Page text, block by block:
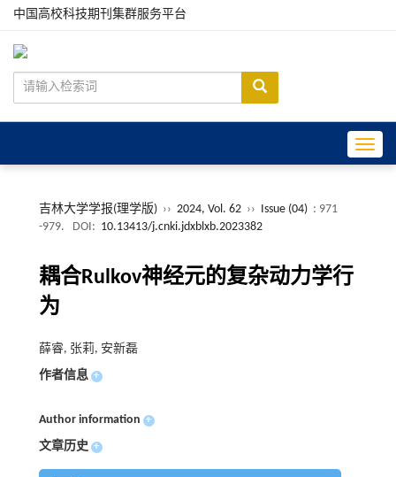
中国高校科技期刊集群服务平台
吉林大学学报(理学版) ›› 2024, Vol. 62 ›› Issue (04) : 971
-979.
DOI: 10.13413/j.cnki.jdxblxb.2023382
耦合Rulkov神经元的复杂动力学行
为
薛睿, 张莉, 安新磊
作者信息 +
Author information +
文章历史 +